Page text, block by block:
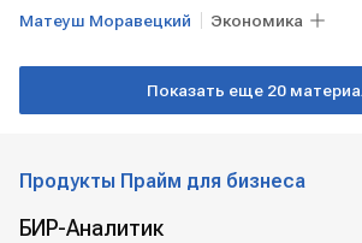
Матеуш Моравецкий Экономика
Мировая экономика ПОЛЬША
Показать еще 20
Продукты Прайм для бизнеса
БИР-Аналитик